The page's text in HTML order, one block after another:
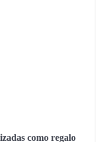
como regalo